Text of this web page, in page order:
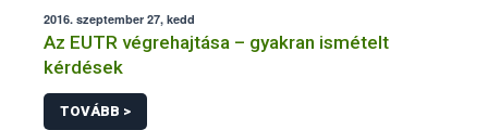
2016. szeptember 27, kedd
Az EUTR végrehajtása – gyakran ismételt
kérdések
TOVÁBB >